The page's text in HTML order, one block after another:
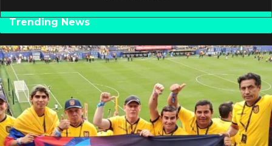
Trending News